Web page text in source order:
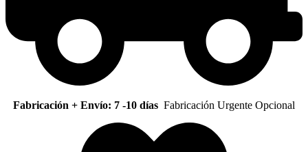
Fabricación + Envío: 7 -10 días Fabricación Urgente Opcional